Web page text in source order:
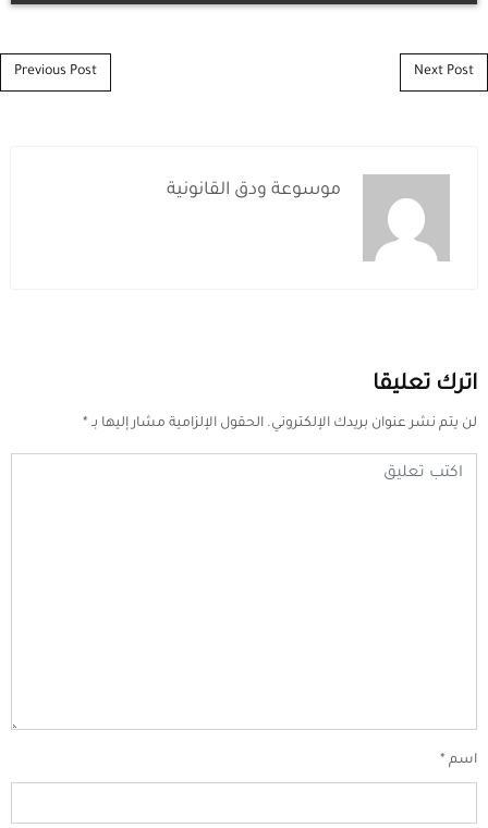
Post navigation
Previous Post Next Post
موسوعة ودق القانونية
اترك تعليقا
لن يتم نشر عنوان بريدك الإلكتروني. الحقول الإلزامية مشار إليها بـ *
اسم *